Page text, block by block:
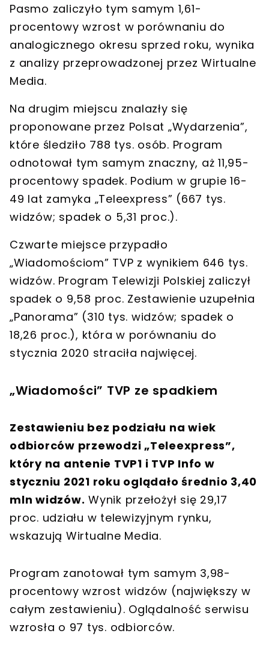
Pasmo zaliczyło tym samym 1,61-
procentowy wzrost w porównaniu do
analogicznego okresu sprzed roku, wynika
z analizy przeprowadzonej przez Wirtualne
Media.
Na drugim miejscu znalazły się
proponowane przez Polsat „Wydarzenia”,
które śledziło 788 tys. osób. Program
odnotował tym samym znaczny, aż 11,95-
procentowy spadek. Podium w grupie 16-
49 lat zamyka „Teleexpress” (667 tys.
widzów; spadek o 5,31 proc.).
Czwarte miejsce przypadło
„Wiadomościom” TVP z wynikiem 646 tys.
widzów. Program Telewizji Polskiej zaliczył
spadek o 9,58 proc. Zestawienie uzupełnia
„Panorama” (310 tys. widzów; spadek o
18,26 proc.), która w porównaniu do
stycznia 2020 straciła najwięcej.
„Wiadomości” TVP ze spadkiem
Zestawieniu bez podziału na wiek
odbiorców przewodzi „Teleexpress”,
który na antenie TVP1 i TVP Info w
styczniu 2021 roku oglądało średnio 3,40
mln widzów. Wynik przełożył się 29,17
proc. udziału w telewizyjnym rynku,
wskazują Wirtualne Media.
Program zanotował tym samym 3,98-
procentowy wzrost widzów (największy w
całym zestawieniu). Oglądalność serwisu
wzrosła o 97 tys. odbiorców.